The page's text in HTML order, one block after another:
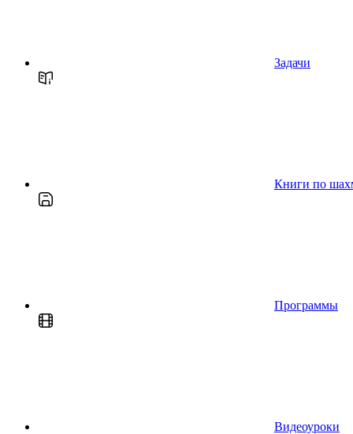
Задачи
Книги по
Программы
Видеоуроки